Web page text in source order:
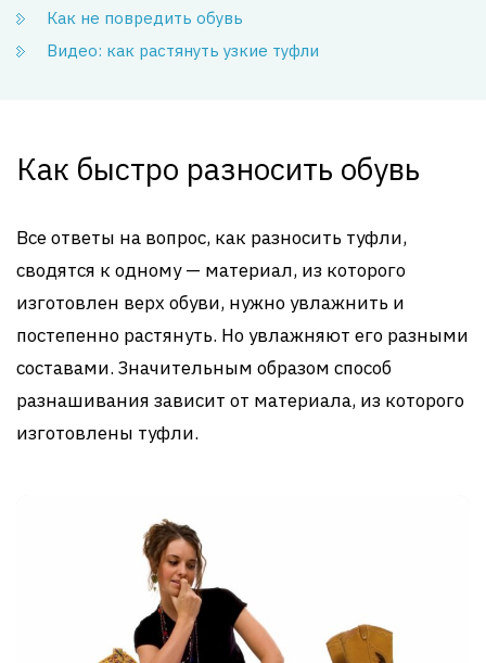
Как не повредить обувь
Видео: как растянуть узкие туфли
Как быстро разносить обувь
Все ответы на вопрос, как разносить туфли,
сводятся к одному — материал, из которого
изготовлен верх обуви, нужно увлажнить и
постепенно растянуть. Но увлажняют его разными
составами. Значительным образом способ
разнашивания зависит от материала, из которого
изготовлены туфли.